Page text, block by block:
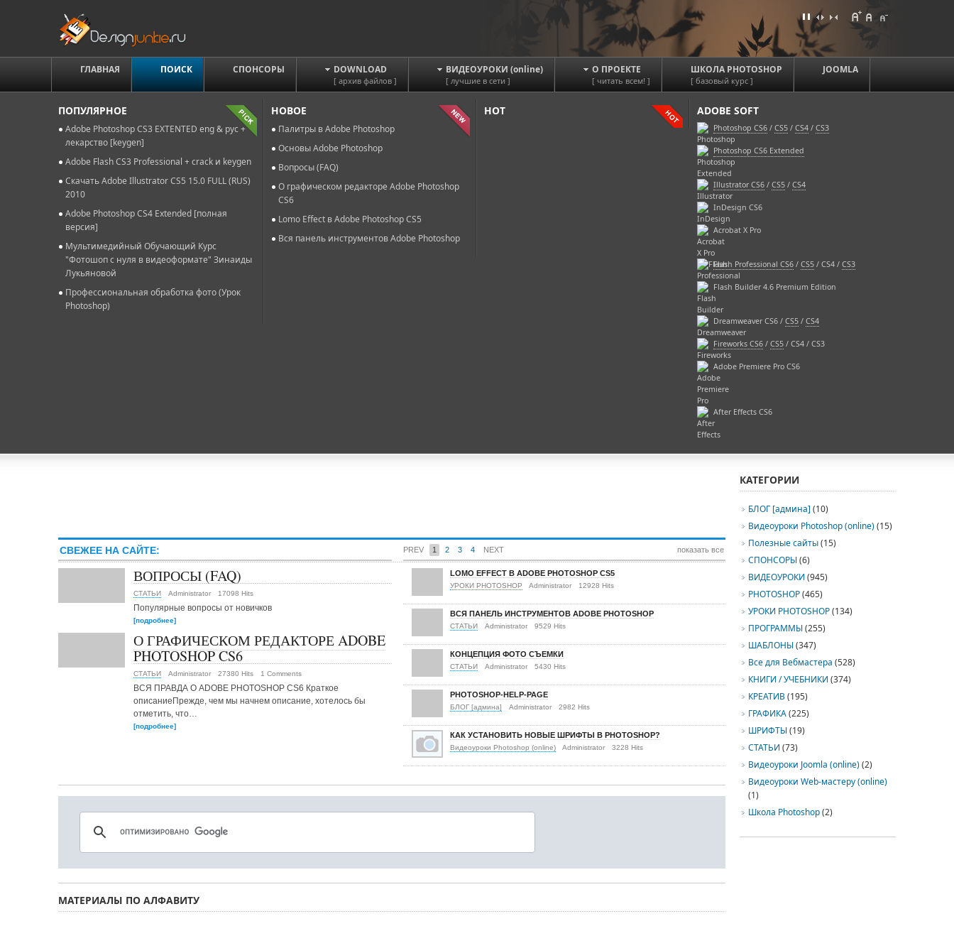
ГЛАВНАЯ ПОИСК СПОНСОРЫ DOWNLOAD
[ архив файлов ]
ВИДЕОУРОКИ (online)
[ лучшие в сети ]
О ПРОЕКТЕ
[ читать всем! ]
ШКОЛА PHOTOSHOP
[ базовый курс ]
JOOMLA
ПОПУЛЯРНОЕ
Adobe Photoshop CS3 EXTENTED eng & рус +
лекарство [keygen]
Adobe Flash CS3 Professional + crack и keygen
Скачать Adobe Illustrator CS5 15.0 FULL (RUS)
2010
Adobe Photoshop CS4 Extended [полная
версия]
Мультимедийный Обучающий Курс
"Фотошоп с нуля в видеоформате" Зинаиды
Лукьяновой
Профессиональная обработка фото (Урок
Photoshop)
НОВОЕ
Палитры в Adobe Photoshop
Основы Adobe Photoshop
Вопросы (FAQ)
О графическом редакторе Adobe Photoshop
CS6
Lomo Effect в Adobe Photoshop CS5
Вся панель инструментов Adobe Photoshop
HOT ADOBE SOFT
Photoshop CS6
Photoshop CS6 Extended
Illustrator CS6 / CS5 / CS4
InDesign CS6
Acrobat X Pro
Flash Professional CS6 / CS5 / CS4 / CS3
Flash Builder 4.6 Premium Edition
Dreamweaver CS6 / CS5 / CS4
Fireworks CS6 / CS5 / CS4 / CS3
Adobe Premiere Pro CS6
After Effects CS6
/ CS5 / CS4 / CS3
СВЕЖЕЕ НА САЙТЕ:
ВОПРОСЫ (FAQ)
СТАТЬИ Administrator 17098 Hits
Популярные вопросы от новичков
[подробнее]
О ГРАФИЧЕСКОМ РЕДАКТОРЕ ADOBE
PHOTOSHOP CS6
СТАТЬИ Administrator 27380 Hits 1 Comments
ВСЯ ПРАВДА О ADOBE PHOTOSHOP CS6 Краткое
описаниеПрежде, чем мы начнем описание, хотелось бы
отметить, что…
[подробнее]
LOMO EFFECT В ADOBE PHOTOSHOP CS5
УРОКИ PHOTOSHOP Administrator 12928 Hits
ВСЯ ПАНЕЛЬ ИНСТРУМЕНТОВ ADOBE PHOTOSHOP
СТАТЬИ Administrator 9529 Hits
КОНЦЕПЦИЯ ФОТО СЪЕМКИ
СТАТЬИ Administrator 5430 Hits
PHOTOSHOP-HELP-PAGE
БЛОГ [админа] Administrator 2982 Hits
КАК УСТАНОВИТЬ НОВЫЕ ШРИФТЫ В PHOTOSHOP?
Видеоуроки Photoshop (online) Administrator 3228 Hits
PREV 1 2 3 4 NEXT показать все
МАТЕРИАЛЫ ПО АЛФАВИТУ
КАТЕГОРИИ
БЛОГ [админа] (10)
Видеоуроки Photoshop (online)(15)
Полезные сайты(15)
СПОНСОРЫ(6)
ВИДЕОУРОКИ (945)
PHOTOSHOP(465)
УРОКИ PHOTOSHOP(134)
ПРОГРАММЫ(255)
ШАБЛОНЫ(347)
Все для Вебмастера (528)
КНИГИ / УЧЕБНИКИ (374)
КРЕАТИВ(195)
ГРАФИКА(225)
ШРИФТЫ(19)
СТАТЬИ (73)
Видеоуроки Joomla (online)(2)
Видеоуроки Web-мастеру (online)
(1)
Школа Photoshop(2)